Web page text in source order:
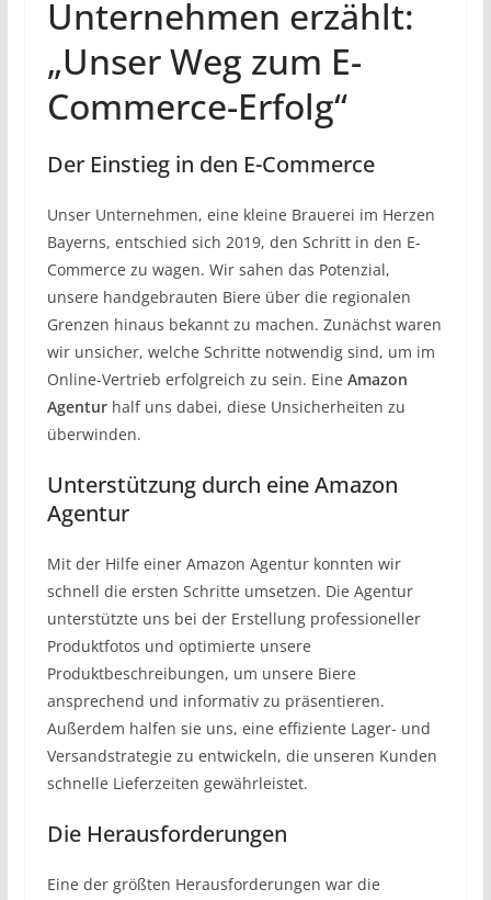
Unternehmen erzählt:
„Unser Weg zum E-
Commerce-Erfolg“
Der Einstieg in den E-Commerce
Unser Unternehmen, eine kleine Brauerei im Herzen
Bayerns, entschied sich 2019, den Schritt in den E-
Commerce zu wagen. Wir sahen das Potenzial,
unsere handgebrauten Biere über die regionalen
Grenzen hinaus bekannt zu machen. Zunächst waren
wir unsicher, welche Schritte notwendig sind, um im
Online-Vertrieb erfolgreich zu sein. Eine Amazon
Agenturhalf uns dabei, diese Unsicherheiten zu
überwinden.
Unterstützung durch eine Amazon
Agentur
Mit der Hilfe einer Amazon Agentur konnten wir
schnell die ersten Schritte umsetzen. Die Agentur
unterstützte uns bei der Erstellung professioneller
Produktfotos und optimierte unsere
Produktbeschreibungen, um unsere Biere
ansprechend und informativ zu präsentieren.
Außerdem halfen sie uns, eine effiziente Lager- und
Versandstrategie zu entwickeln, die unseren Kunden
schnelle Lieferzeiten gewährleistet.
Die Herausforderungen
Eine der größten Herausforderungen war die